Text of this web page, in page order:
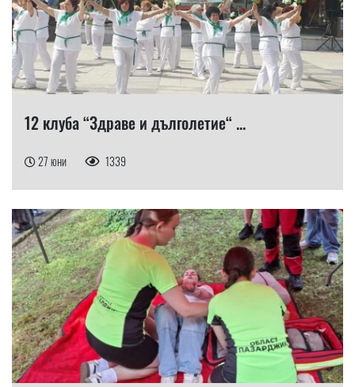
12 клуба “Здраве и дълголетие“ ...
27 юни 1339